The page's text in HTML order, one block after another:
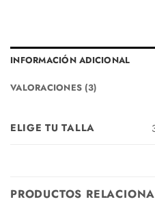
INFORMACIÓN ADICIONAL
VALORACIONES (3)
ELIGE TU TALLA
PRODUCTOS